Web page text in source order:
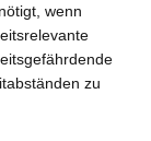
wenn
zu